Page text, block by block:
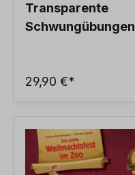
Transparente
Schwungübungen
29,90 €*